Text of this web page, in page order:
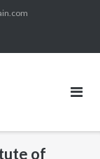
of